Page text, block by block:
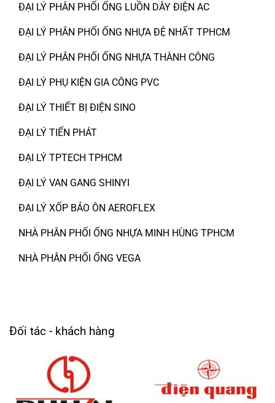
ĐẠI LÝ PHÂN PHỐI ỐNG LUỒN DÂY ĐIỆN AC
ĐẠI LÝ PHÂN PHỐI ỐNG NHỰA ĐỆ NHẤT TPHCM
ĐẠI LÝ PHÂN PHỐI ỐNG NHỰA THÀNH CÔNG
ĐẠI LÝ PHỤ KIỆN GIA CÔNG PVC
ĐẠI LÝ THIẾT BỊ ĐIỆN SINO
ĐẠI LÝ TIẾN PHÁT
ĐẠI LÝ TPTECH TPHCM
ĐẠI LÝ VAN GANG SHINYI
ĐẠI LÝ XỐP BẢO ÔN AEROFLEX
NHÀ PHÂN PHỐI ỐNG NHỰA MINH HÙNG TPHCM
NHÀ PHÂN PHỐI ỐNG VEGA
Đối tác - khách hàng